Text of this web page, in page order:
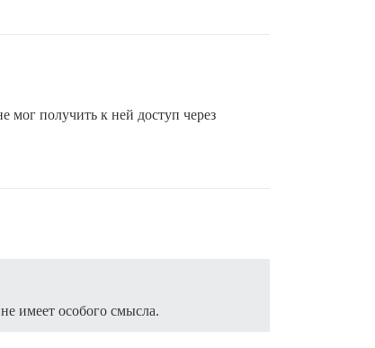
мог получить к ней доступ через
имеет особого смысла.